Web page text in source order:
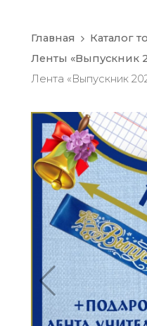
Главная
Каталог
Ленты «Выпускник
Лента «Выпускник